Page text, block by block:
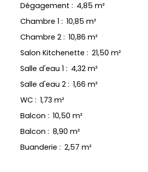
Dégagement : 4,85 m²
Chambre 1 : 10,85 m²
Chambre 2 : 10,86 m²
Salon Kitchenette : 21,50 m²
Salle d'eau 1 : 4,32 m²
Salle d'eau 2 : 1,66 m²
WC : 1,73 m²
Balcon : 10,50 m²
Balcon : 8,90 m²
Buanderie : 2,57 m²